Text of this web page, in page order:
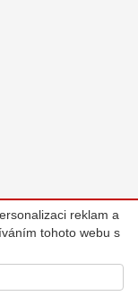
reklam a
tohoto webu s